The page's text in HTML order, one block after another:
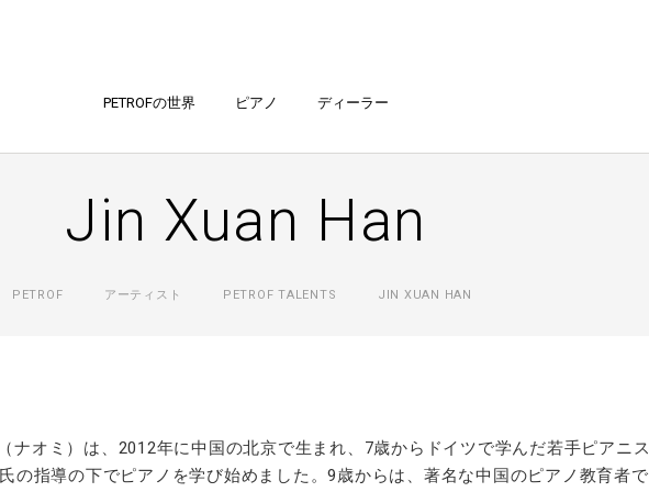
PETROFの世界 ピアノ ディーラー
Jin Xuan Han
PETROF アーティスト PETROF TALENTS JIN XUAN HAN
ナオミ）は、2012年に中国の北京で生まれ、7歳からドイツで学んだ若手ピアニス
の指導の下でピアノを学び始めました。9歳からは、著名な中国のピアノ教育者で